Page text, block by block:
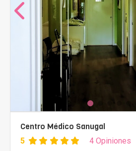
Centro Médico Sanugal
5 4 Opiniones